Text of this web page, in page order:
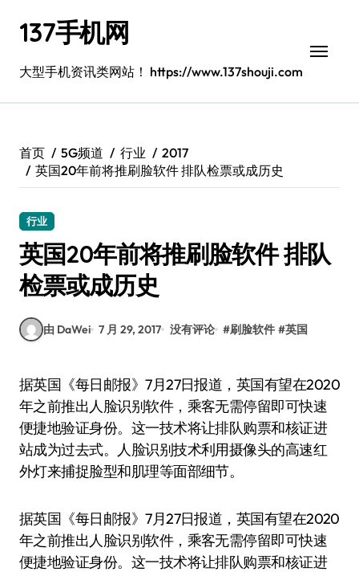
137手机网
大型手机资讯类网站！ https://www.137shouji.com
首页 5G频道 行业
2017
英国20年前将推刷脸软件 排队检票或成历史
行业
英国20年前将推刷脸软件 排队
检票或成历史
由 DaWei 7 月 29, 2017 没有评论 #刷脸软件 #英国
据英国《每日邮报》7月27日报道，英国有望在2020
年之前推出人脸识别软件，乘客无需停留即可快速
便捷地验证身份。这一技术将让排队购票和核证进
站成为过去式。人脸识别技术利用摄像头的高速红
外灯来捕捉脸型和肌理等面部细节。
据英国《每日邮报》7月27日报道，英国有望在2020
年之前推出人脸识别软件，乘客无需停留即可快速
便捷地验证身份。这一技术将让排队购票和核证进